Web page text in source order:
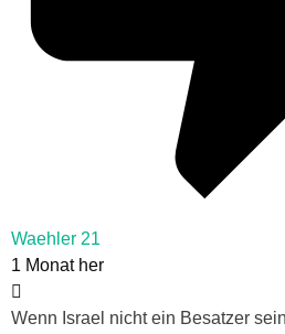
Waehler 21
1 Monat her
Wenn Israel nicht ein Besatzer